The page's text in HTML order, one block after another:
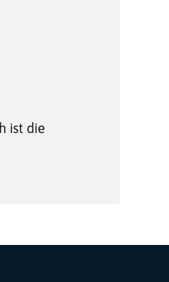
ist die